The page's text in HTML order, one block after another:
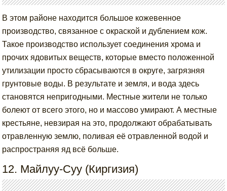
В этом районе находится большое кожевенное
производство, связанное с окраской и дублением кож.
Такое производство использует соединения хрома и
прочих ядовитых веществ, которые вместо положенной
утилизации просто сбрасываются в округе, загрязняя
грунтовые воды. В результате и земля, и вода здесь
становятся непригодными. Местные жители не только
болеют от всего этого, но и массово умирают. А местные
крестьяне, невзирая на это, продолжают обрабатывать
отравленную землю, поливая её отравленной водой и
распространяя яд всё больше.
12. Майлуу-Суу (Киргизия)